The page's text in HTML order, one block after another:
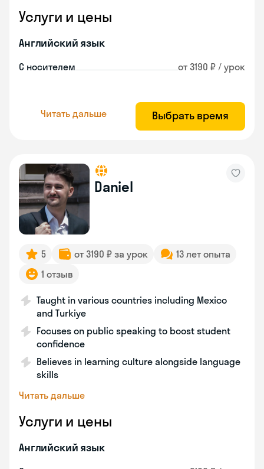
Услуги и цены
Английский язык
С носителем от 3190 ₽ / урок
Читать дальше Выбрать время
Daniel
5 от 3190 ₽ за урок
13 лет опыта
1 отзыв
Taught in various countries including Mexico
and Turkiye
Focuses on public speaking to boost student
confidence
Believes in learning culture alongside language
skills
Читать дальше
Услуги и цены
Английский язык